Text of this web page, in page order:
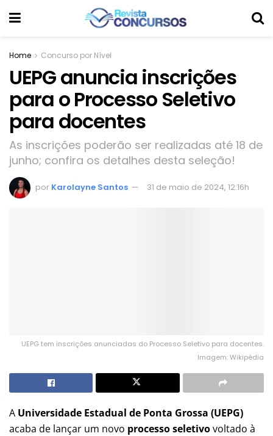
Home Concurso por Nível
UEPG anuncia inscrições
para o Processo Seletivo
para docentes
As inscrições poderão ser realizadas até 18 de
junho; confira os detalhes desta seleção!
por Karolayne Santos 31 de maio de 2024, 12:16h
UEPG tem inscrições anunciadas do Processo Seletivo para docentes.
Imagem: Wikipédia
A Universidade Estadual de Ponta Grossa (UEPG)
acaba de lançar um novo processo seletivovoltado à